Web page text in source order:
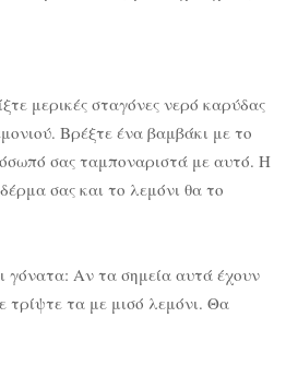
μερικές σταγόνες νερό καρύδας
Βρέξτε ένα βαμβάκι με το
σας ταμποναριστά με αυτό. Η
σας και το λεμόνι θα το
γόνατα: Αν τα σημεία αυτά έχουν
τρίψτε τα με μισό λεμόνι. Θα